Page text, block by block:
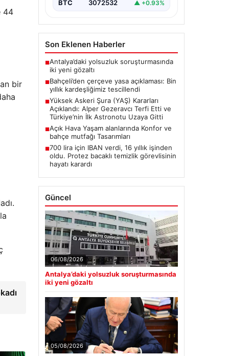
44
bir
oluşturan Yüksek Askeri Şura
BTC 3072532 ▲ +0.93%
Son Eklenen Haberler
■Antalya’daki yolsuzluk soruşturmasında
iki yeni gözaltı
■Bahçeli’den çerçeve yasa açıklaması: Bin
yıllık kardeşliğimiz tescillendi
■Yüksek Askeri Şura (YAŞ) Kararları
Açıklandı: Alper Gezeravcı Terfi Etti ve
Türkiye’nin İlk Astronotu Uzaya Gitti
■Açık Hava Yaşam alanlarında Konfor ve
bahçe mutfağı Tasarımları
■700 lira için IBAN verdi, 16 yıllık işinden
oldu. Protez bacaklı temizlik görevlisinin
hayatı karardı
Güncel
06/08/2026
Antalya’daki yolsuzluk soruşturmasında
iki yeni gözaltı
05/08/2026